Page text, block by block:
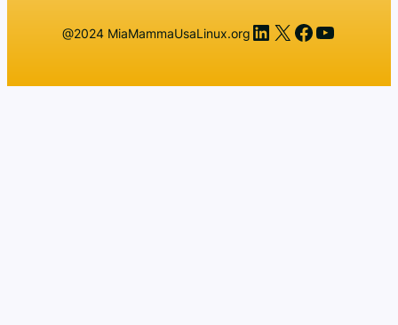
@2024 MiaMammaUsaLinux.org LinkedIn
X Facebook